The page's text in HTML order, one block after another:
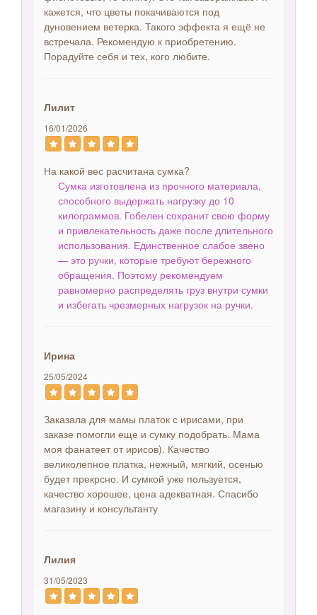
кажется, что цветы покачиваются под
дуновением ветерка. Такого эффекта я ещё не
встречала. Рекомендую к приобретению.
Порадуйте себя и тех, кого любите.
Лилит
16/01/2026
На какой вес расчитана сумка?
Сумка изготовлена из прочного материала,
способного выдержать нагрузку до 10
килограммов. Гобелен сохранит свою форму
и привлекательность даже после длительного
использования. Единственное слабое звено
— это ручки, которые требуют бережного
обращения. Поэтому рекомендуем
равномерно распределять груз внутри сумки
и избегать чрезмерных нагрузок на ручки.
Ирина
25/05/2024
Заказала для мамы платок с ирисами, при
заказе помогли еще и сумку подобрать. Мама
моя фанатеет от ирисов). Качество
великолепное платка, нежный, мягкий, осенью
будет прекрсно. И сумкой уже пользуется,
качество хорошее, цена адекватная. Спасибо
магазину и консультанту
Лилия
31/05/2023